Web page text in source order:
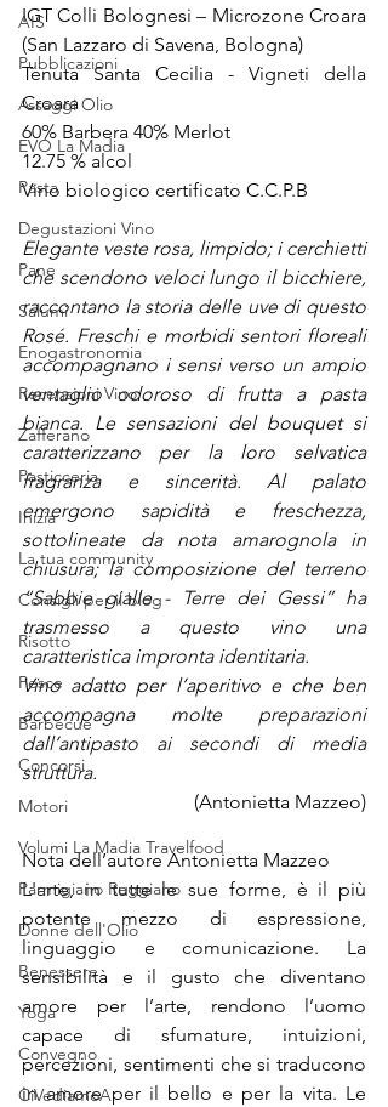
AIS
Pubblicazioni
Assaggi Olio
EVO La Madia
Pasta
Degustazioni Vino
Pane
Salumi
Enogastronomia
Recensioni Vino
Zafferano
Pasticceria
Inizia
La tua community
Consigli per il blog
Risotto
Pesce
Barbecue
Concorsi
Motori
Volumi La Madia Travelfood
Parmigiano Reggiano
Donne dell'Olio
Benessere
Yoga
Convegno
CiVediamoA
IGT Colli Bolognesi – Microzone Croara
(San Lazzaro di Savena, Bologna)
Tenuta Santa Cecilia - Vigneti della
Croara
60% Barbera 40% Merlot
12.75 % alcol
Vino biologico certificato C.C.P.B
Elegante veste rosa, limpido; i cerchietti
che scendono veloci lungo il bicchiere,
raccontano la storia delle uve di questo
Rosé. Freschi e morbidi sentori floreali
accompagnano i sensi verso un ampio
ventaglio odoroso di frutta a pasta
bianca. Le sensazioni del bouquet si
caratterizzano per la loro selvatica
fragranza e sincerità. Al palato
emergono sapidità e freschezza,
sottolineate da nota amarognola in
chiusura; la composizione del terreno
“Sabbie gialle - Terre dei Gessi” ha
trasmesso a questo vino una
caratteristica impronta identitaria.
Vino adatto per l’aperitivo e che ben
accompagna molte preparazioni
dall’antipasto ai secondi di media
struttura.
(Antonietta Mazzeo)
Nota dell’autore Antonietta Mazzeo
L'arte, in tutte le sue forme, è il più
potente mezzo di espressione,
linguaggio e comunicazione. La
sensibilità e il gusto che diventano
amore per l’arte, rendono l’uomo
capace di sfumature, intuizioni,
percezioni, sentimenti che si traducono
in amore per il bello e per la vita. Le